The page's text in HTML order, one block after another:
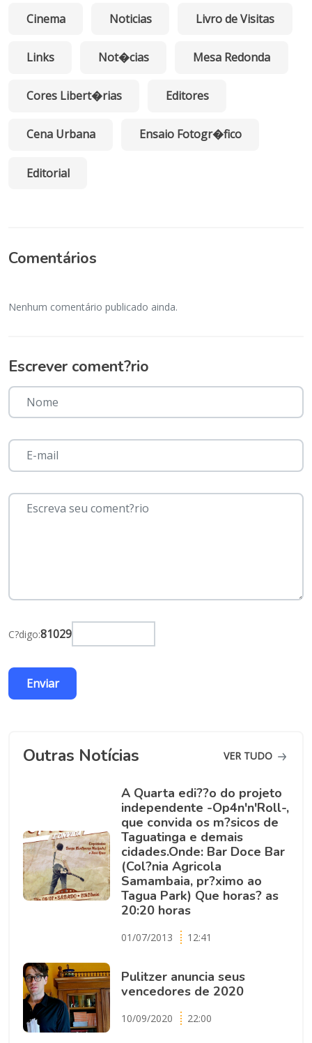
Cinema Noticias Livro de Visitas
Links Not�cias Mesa Redonda
Cores Libert�rias Editores
Cena Urbana Ensaio Fotogr�fico
Editorial
Comentários
Nenhum comentário publicado ainda.
Escrever coment?rio
C?digo:81029
Outras Notícias VER TUDO
A Quarta edi??o do projeto
independente -Op4n'n'Roll-,
que convida os m?sicos de
Taguatinga e demais
cidades.Onde: Bar Doce Bar
(Col?nia Agricola
Samambaia, pr?ximo ao
Tagua Park) Que horas? as
20:20 horas
01/07/2013 12:41
Pulitzer anuncia seus
vencedores de 2020
10/09/2020 22:00